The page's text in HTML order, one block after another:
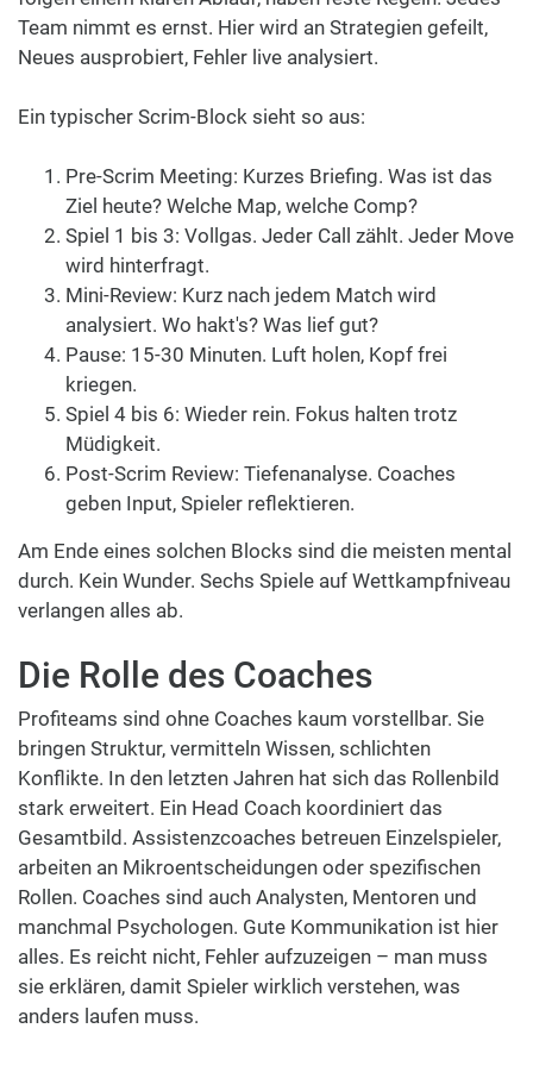
Team nimmt es ernst. Hier wird an Strategien gefeilt,
Neues ausprobiert, Fehler live analysiert.
Ein typischer Scrim-Block sieht so aus:
Pre-Scrim Meeting: Kurzes Briefing. Was ist das
Ziel heute? Welche Map, welche Comp?
Spiel 1 bis 3: Vollgas. Jeder Call zählt. Jeder Move
wird hinterfragt.
Mini-Review: Kurz nach jedem Match wird
analysiert. Wo hakt's? Was lief gut?
Pause: 15-30 Minuten. Luft holen, Kopf frei
kriegen.
Spiel 4 bis 6: Wieder rein. Fokus halten trotz
Müdigkeit.
Post-Scrim Review: Tiefenanalyse. Coaches
geben Input, Spieler reflektieren.
Am Ende eines solchen Blocks sind die meisten mental
durch. Kein Wunder. Sechs Spiele auf Wettkampfniveau
verlangen alles ab.
Die Rolle des Coaches
Profiteams sind ohne Coaches kaum vorstellbar. Sie
bringen Struktur, vermitteln Wissen, schlichten
Konflikte. In den letzten Jahren hat sich das Rollenbild
stark erweitert. Ein Head Coach koordiniert das
Gesamtbild. Assistenzcoaches betreuen Einzelspieler,
arbeiten an Mikroentscheidungen oder spezifischen
Rollen. Coaches sind auch Analysten, Mentoren und
manchmal Psychologen. Gute Kommunikation ist hier
alles. Es reicht nicht, Fehler aufzuzeigen – man muss
sie erklären, damit Spieler wirklich verstehen, was
anders laufen muss.